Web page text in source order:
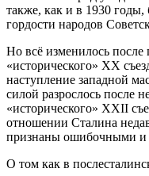
также, как и в 1930
гордости народов
Но всё изменилось после
«исторического» XX
наступление западной
силой разрослось после
«исторического» XXII
отношении Сталина
признаны ошибочными и
О том как в